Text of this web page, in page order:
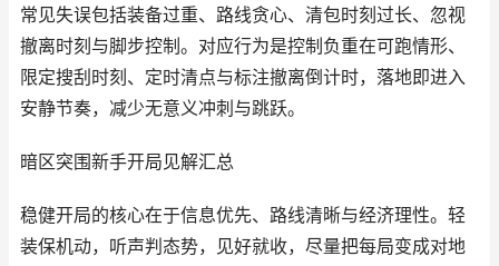
常见失误包括装备过重、路线贪心、清包时刻过长、忽视
撤离时刻与脚步控制。对应行为是控制负重在可跑情形、
限定搜刮时刻、定时清点与标注撤离倒计时，落地即进入
安静节奏，减少无意义冲刺与跳跃。
暗区突围新手开局见解汇总
稳健开局的核心在于信息优先、路线清晰与经济理性。轻
装保机动，听声判态势，见好就收，尽量把每局变成对地